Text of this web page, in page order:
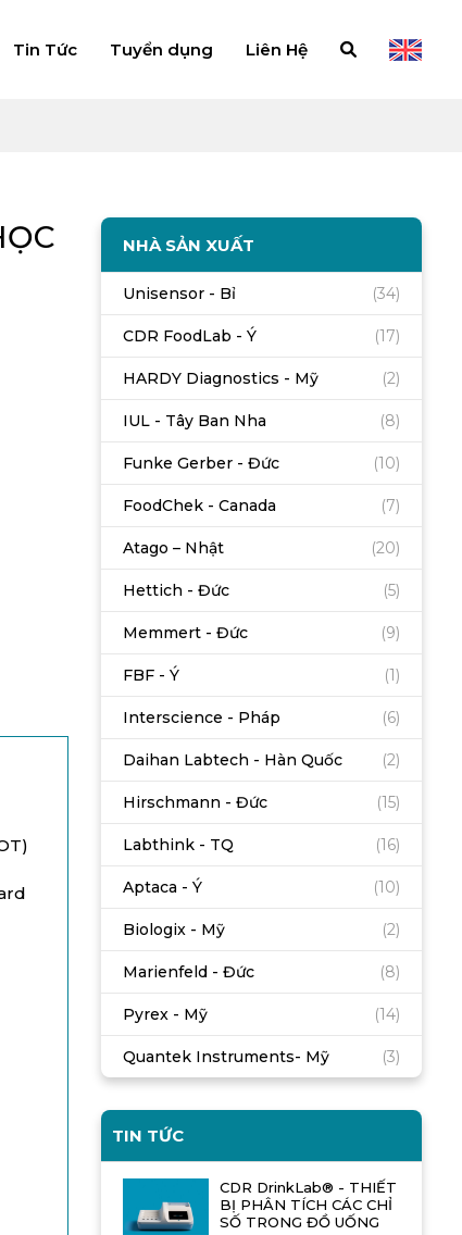
Tin Tức Tuyển dụng Liên Hệ
NHÀ SẢN XUẤT
Unisensor - Bỉ (34)
CDR FoodLab - Ý (17)
HARDY Diagnostics - Mỹ (2)
IUL - Tây Ban Nha (8)
Funke Gerber - Đức (10)
FoodChek - Canada (7)
Atago – Nhật (20)
Hettich - Đức (5)
Memmert - Đức (9)
FBF - Ý (1)
Interscience - Pháp (6)
Daihan Labtech - Hàn Quốc (2)
Hirschmann - Đức (15)
Labthink - TQ (16)
Aptaca - Ý (10)
Biologix - Mỹ (2)
Marienfeld - Đức (8)
Pyrex - Mỹ (14)
Quantek Instruments- Mỹ (3)
TIN TỨC
CDR DrinkLab® - THIẾT
BỊ PHÂN TÍCH CÁC CHỈ
SỐ TRONG ĐỒ UỐNG